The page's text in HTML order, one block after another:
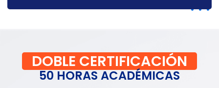
DOBLE CERTIFICACIÓN
50 HORAS ACADÉMICAS